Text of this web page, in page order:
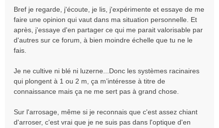
Bref je regarde, j'écoute, je lis, j'expérimente et essaye de me
faire une opinion qui vaut dans ma situation personnelle. Et
après, j'essaye d'en partager ce qui me parait valorisable par
d'autres sur ce forum, à bien moindre échelle que tu ne le
fais.
Je ne cultive ni blé ni luzerne...Donc les systèmes racinaires
qui plongent à 1 ou 2 m, ça m’intéresse à titre de
connaissance mais ça ne me sert pas à grand chose.
Sur l'arrosage, même si je reconnais que c'est assez chiant
d'arroser, c'est vrai que je ne suis pas dans l'optique d'en